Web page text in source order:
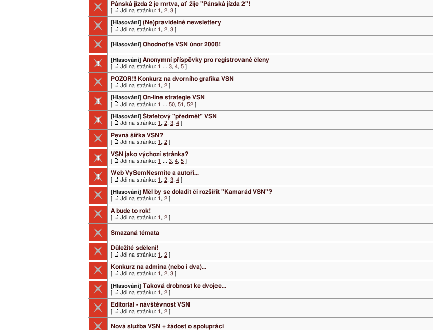
Pánská jízda 2 je mrtva, ať žije "Pánská jízda 2"!
[ Jdi na stránku: 1 , 2, 3 ]
[Hlasování] (Ne)pravidelné newslettery
[ Jdi na stránku: 1 , 2, 3 ]
[Hlasování] Ohodnoťte VSN únor 2008!
[Hlasování] Anonymní příspěvky pro registrované členy
[ Jdi na stránku: 1 ... 3, 4, 5 ]
POZOR!! Konkurz na dvorního grafika VSN
[ Jdi na stránku: 1 , 2 ]
[Hlasování] On-line strategie VSN
[ Jdi na stránku: 1 ... 50, 51 , 52 ]
[Hlasování] Štafetový "předmět" VSN
[ Jdi na stránku: 1 , 2, 3, 4 ]
Pevná šířka VSN?
[ Jdi na stránku: 1 , 2 ]
VSN jako výchozí stránka?
[ Jdi na stránku: 1 ... 3, 4, 5 ]
Web VySemNesmite a autoři...
[ Jdi na stránku: 1 , 2, 3, 4 ]
[Hlasování] Měl by se doladit či rozšířit "Kamarád VSN"?
[ Jdi na stránku: 1 , 2 ]
A bude to rok!
[ Jdi na stránku: 1 , 2 ]
Smazaná témata
Důležité sdělení!
[ Jdi na stránku: 1 , 2 ]
Konkurz na admina (nebo i dva)...
[ Jdi na stránku: 1 , 2, 3 ]
[Hlasování] Taková drobnost ke dvojce...
[ Jdi na stránku: 1 , 2 ]
Editorial - návštěvnost VSN
[ Jdi na stránku: 1 , 2 ]
Nová služba VSN + žádost o spolupráci